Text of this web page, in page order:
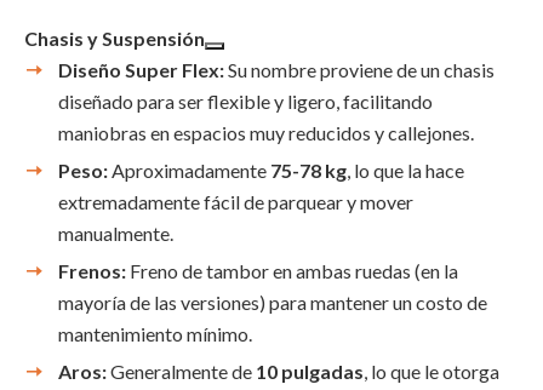
Chasis y Suspensión
Diseño Super Flex:Su nombre proviene de un chasis
diseñado para ser flexible y ligero, facilitando
maniobras en espacios muy reducidos y callejones.
Peso:Aproximadamente 75-78 kg, lo que la hace
extremadamente fácil de parquear y mover
manualmente.
Frenos: Freno de tambor en ambas ruedas (en la
mayoría de las versiones) para mantener un costo de
mantenimiento mínimo.
Aros:Generalmente de 10 pulgadas, lo que le otorga